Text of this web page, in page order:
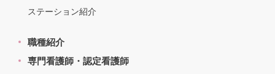
ステーション紹介
職種紹介
専門看護師・認定看護師